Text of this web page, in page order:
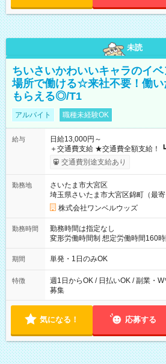
未読
ちいさいかわいいキャラのイ
場所で働ける☆来社不要！働い
もらえる◎/T1
アルバイト 職種未経験OK
給与
日給13,000円～
＋交通費支給 ★交通費全額支給！ ┗案件により規定あり ★日払
いOK！（規定あり） ┗働いたその
ンビニATMから 日払い分を引き落とせます！
交通費別途支給あり
勤務地
さいたま市大宮区
埼玉県さいたま市大宮区錦町（最寄
株式会社ワンベルウッズ
勤務時間
勤務時間は指定なし
変形労働時間制 想定労働時間160時間/月 【シフト例】
～21：00
期間 単発・1日のみOK
特徴
週1日からOK / 日払いOK / 副業・
募集
気になる！ 応募する